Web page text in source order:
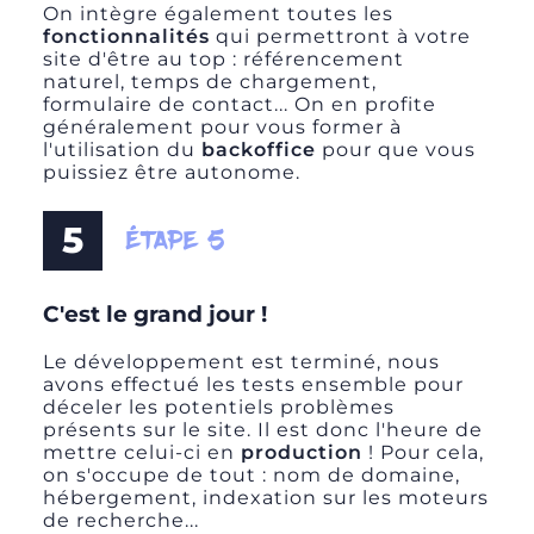
On intègre également toutes les
fonctionnalités qui permettront à votre
site d'être au top : référencement
naturel, temps de chargement,
formulaire de contact... On en profite
généralement pour vous former à
l'utilisation du backoffice pour que vous
puissiez être autonome.
5 ÉTAPE 5
C'est le grand jour !
Le développement est terminé, nous
avons effectué les tests ensemble pour
déceler les potentiels problèmes
présents sur le site. Il est donc l'heure de
mettre celui-ci en production ! Pour cela,
on s'occupe de tout : nom de domaine,
hébergement, indexation sur les moteurs
de recherche...